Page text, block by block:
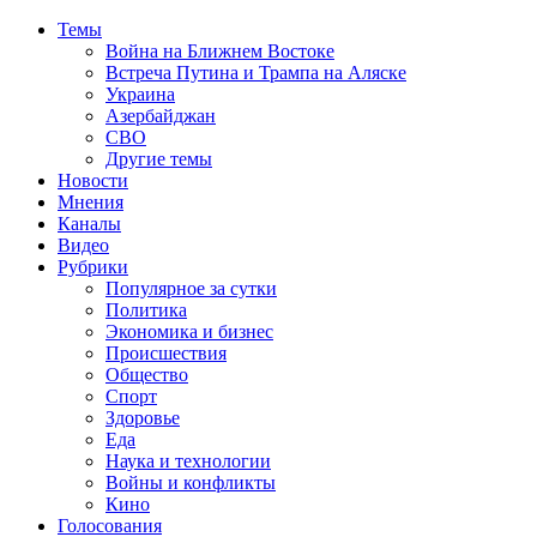
Темы
Война на Ближнем Востоке
Встреча Путина и Трампа на Аляске
Украина
Азербайджан
СВО
Другие темы
Новости
Мнения
Каналы
Видео
Рубрики
Популярное за сутки
Политика
Экономика и бизнес
Происшествия
Общество
Спорт
Здоровье
Еда
Наука и технологии
Войны и конфликты
Кино
Голосования